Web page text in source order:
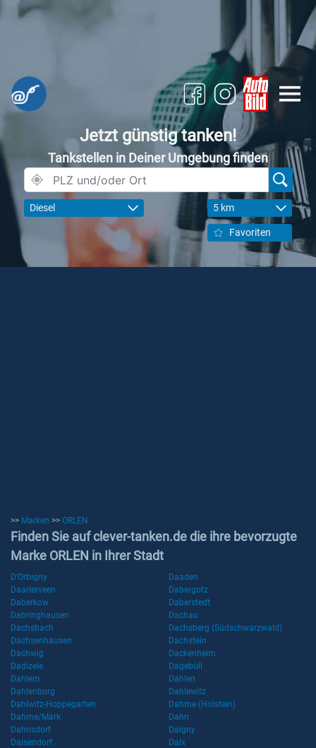
Jetzt günstig tanken!
Tankstellen in Deiner Umgebung finden
Diesel 5 km
Favoriten
>> Marken >> ORLEN
Finden Sie auf clever-tanken.de die ihre bevorzugte
Marke ORLEN in Ihrer Stadt
D'Orbigny
Daaden
Daarlerveen
Dabergotz
Daberkow
Daberstedt
Dabringhausen
Dachau
Dachsbach
Dachsberg (Südschwarzwald)
Dachsenhausen
Dachstein
Dachwig
Dackenheim
Dadizele
Dagebüll
Dahlem
Dahlen
Dahlenburg
Dahlewitz
Dahlwitz-Hoppegarten
Dahme (Holstein)
Dahme/Mark
Dahn
Dahnsdorf
Daigny
Daisendorf
Daix